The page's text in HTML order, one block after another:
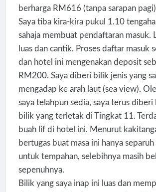
berharga RM616 (tanpa sarapan
Saya tiba kira-kira pukul 1.10
sahaja membuat pendaftaran masuk.
luas dan cantik. Proses daftar masuk
dan hotel ini mengenakan deposit
RM200. Saya diberi bilik jenis yang
mengadap ke arah laut (sea view).
saya telahpun sedia, saya terus diberi
bilik yang terletak di Tingkat 11.
buah lif di hotel ini. Menurut
bertugas buat masa ini hanya
untuk tempahan, selebihnya masih
sepenuhnya.
Bilik yang saya inap ini luas dan